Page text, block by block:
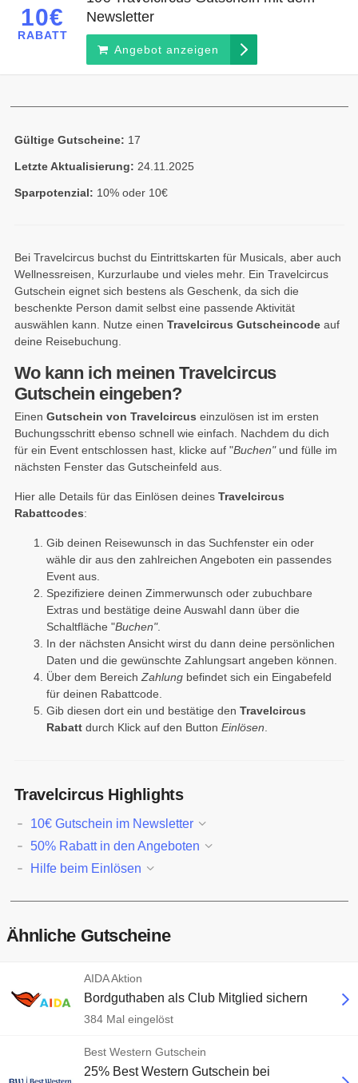
10€
RABATT
Newsletter
Angebot anzeigen
Gültige Gutscheine: 17
Letzte Aktualisierung: 24.11.2025
Sparpotenzial: 10% oder 10€
Bei Travelcircus buchst du Eintrittskarten für Musicals, aber auch
Wellnessreisen, Kurzurlaube und vieles mehr. Ein Travelcircus
Gutschein eignet sich bestens als Geschenk, da sich die
beschenkte Person damit selbst eine passende Aktivität
auswählen kann. Nutze einen Travelcircus Gutscheincodeauf
deine Reisebuchung.
Wo kann ich meinen Travelcircus
Gutschein eingeben?
Einen Gutschein von Travelcircus einzulösen ist im ersten
Buchungsschritt ebenso schnell wie einfach. Nachdem du dich
für ein Event entschlossen hast, klicke auf "Buchen"und fülle im
nächsten Fenster das Gutscheinfeld aus.
Hier alle Details für das Einlösen deines Travelcircus
Rabattcodes:
Gib deinen Reisewunsch in das Suchfenster ein oder
wähle dir aus den zahlreichen Angeboten ein passendes
Event aus.
Spezifiziere deinen Zimmerwunsch oder zubuchbare
Extras und bestätige deine Auswahl dann über die
Schaltfläche "Buchen".
In der nächsten Ansicht wirst du dann deine persönlichen
Daten und die gewünschte Zahlungsart angeben können.
Über dem Bereich Zahlungbefindet sich ein Eingabefeld
für deinen Rabattcode.
Gib diesen dort ein und bestätige den Travelcircus
Rabattdurch Klick auf den Button Einlösen
Travelcircus Highlights
10€ Gutschein im Newsletter
50% Rabatt in den Angeboten
Hilfe beim Einlösen
Ähnliche Gutscheine
AIDA Aktion
Bordguthaben als Club Mitglied sichern
384 Mal eingelöst
Best Western Gutschein
25% Best Western Gutschein bei